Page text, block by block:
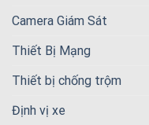
Camera Giám Sát
Thiết Bị Mạng
Thiết bị chống trộm
Định vị xe